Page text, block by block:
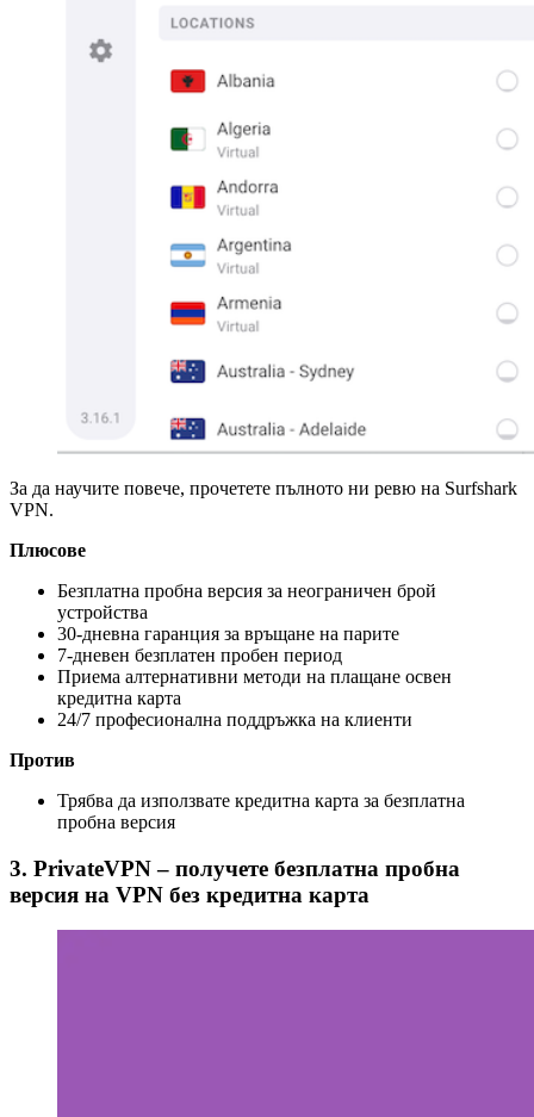
За да научите повече, прочетете пълното ни ревю на Surfshark
VPN.
Плюсове
Безплатна пробна версия за неограничен брой
устройства
30-дневна гаранция за връщане на парите
7-дневен безплатен пробен период
Приема алтернативни методи на плащане освен
кредитна карта
24/7 професионална поддръжка на клиенти
Против
Трябва да използвате кредитна карта за безплатна
пробна версия
3. PrivateVPN – получете безплатна пробна
версия на VPN без кредитна карта